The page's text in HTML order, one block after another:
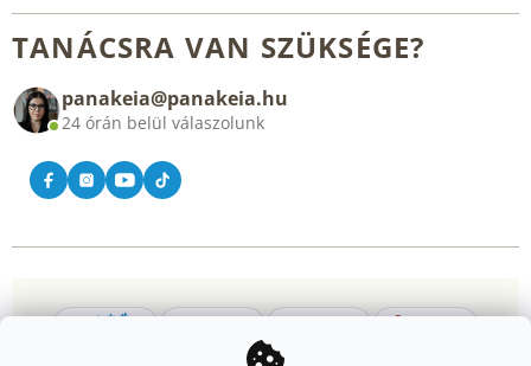
Általános üzleti feltételek
Kapcsolat
TANÁCSRA VAN SZÜKSÉGE?
panakeia@panakeia.hu
24 órán belül válaszolunk